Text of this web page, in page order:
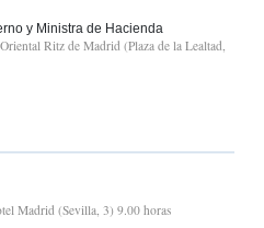
y Ministra de Hacienda
Ritz de Madrid (Plaza de la Lealtad,
Madrid (Sevilla, 3) 9.00 horas